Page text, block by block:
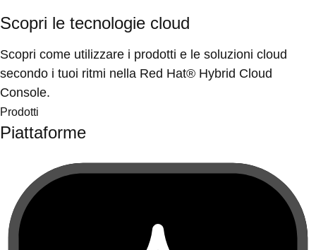
Scopri le tecnologie cloud
Scopri come utilizzare i prodotti e le soluzioni cloud
secondo i tuoi ritmi nella Red Hat® Hybrid Cloud
Console.
Prodotti
Piattaforme